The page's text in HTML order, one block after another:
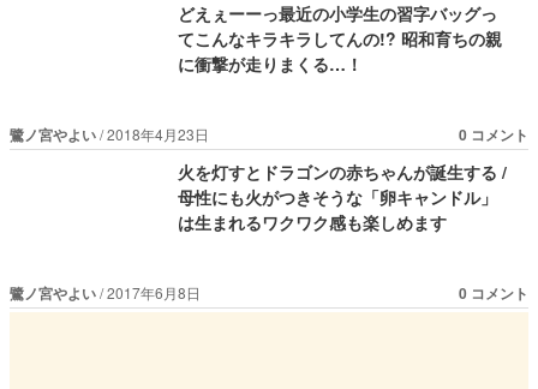
どえぇーーっ最近の小学生の習字バッグっ
てこんなキラキラしてんの!? 昭和育ちの親
に衝撃が走りまくる…！
鷺ノ宮やよい 2018年4月23日 0 コメント
火を灯すとドラゴンの赤ちゃんが誕生する /
母性にも火がつきそうな「卵キャンドル」
は生まれるワクワク感も楽しめます
鷺ノ宮やよい 2017年6月8日 0 コメント